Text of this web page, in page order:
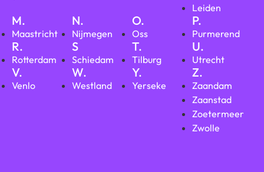
Leiden
M.
Maastricht
N.
Nijmegen
O.
Oss
P.
Purmerend
R.
Rotterdam
S
Schiedam
T.
Tilburg
U.
Utrecht
V.
Venlo
W.
Westland
Y.
Yerseke
Z.
Zaandam
Zaanstad
Zoetermeer
Zwolle